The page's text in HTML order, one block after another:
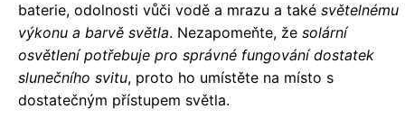
baterie, odolnosti vůči vodě a mrazu a také světelnému
výkonu a barvě světla. Nezapomeňte, že solární
osvětlení potřebuje pro správné fungování dostatek
slunečního svitu, proto ho umístěte na místo s
dostatečným přístupem světla.